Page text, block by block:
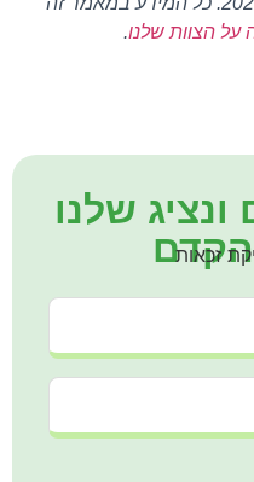
על הצוות שלנו.
שלנו